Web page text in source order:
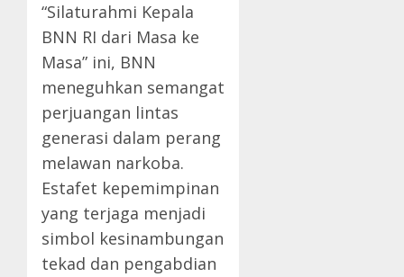
“Silaturahmi Kepala
BNN RI dari Masa ke
Masa” ini, BNN
meneguhkan semangat
perjuangan lintas
generasi dalam perang
melawan narkoba.
Estafet kepemimpinan
yang terjaga menjadi
simbol kesinambungan
tekad dan pengabdian